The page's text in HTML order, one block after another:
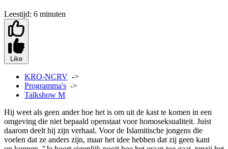
Leestijd: 6 minuten
Like
KRO-NCRV ->
Programma's ->
Talkshow M
Hij weet als geen ander hoe het is om uit de kast te komen in een
omgeving die niet bepaald openstaat voor homoseksualiteit. Juist
daarom deelt hij zijn verhaal. Voor de Islamitische jongens die
voelen dat ze anders zijn, maar het idee hebben dat zij geen kant